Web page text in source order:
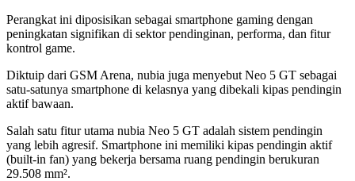
Perangkat ini diposisikan sebagai smartphone gaming dengan
peningkatan signifikan di sektor pendinginan, performa, dan fitur
kontrol game.
Diktuip dari GSM Arena, nubia juga menyebut Neo 5 GT sebagai
satu-satunya smartphone di kelasnya yang dibekali kipas pendingin
aktif bawaan.
Salah satu fitur utama nubia Neo 5 GT adalah sistem pendingin
yang lebih agresif. Smartphone ini memiliki kipas pendingin aktif
(built-in fan) yang bekerja bersama ruang pendingin berukuran
29.508 mm².